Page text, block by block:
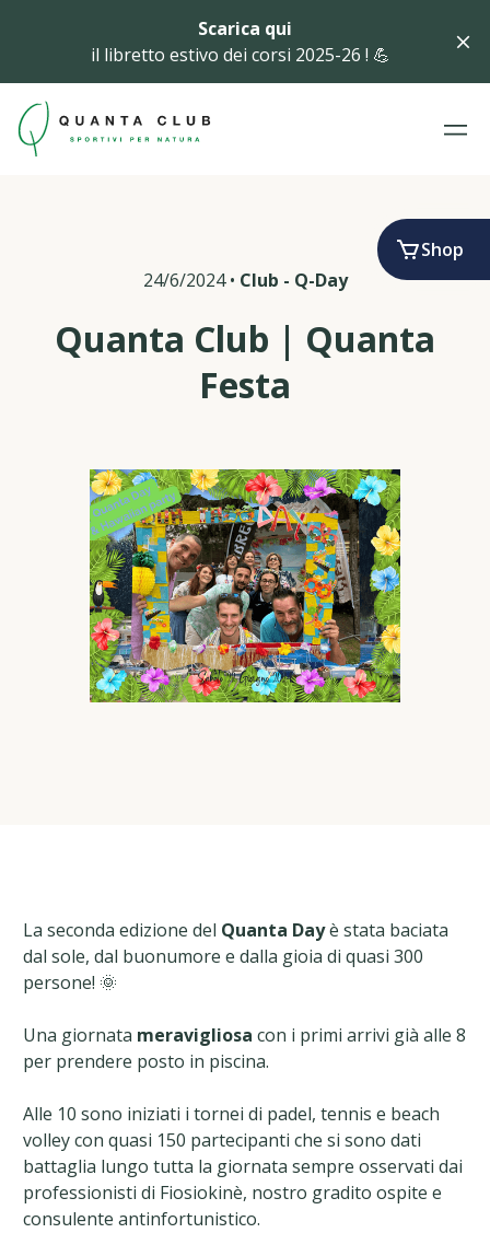
Scarica qui
il libretto estivo dei corsi 2025-26 ! 💪
Shop
24/6/2024• Club - Q-Day
Quanta Club | Quanta
Festa
La seconda edizione del Quanta Dayè stata baciata
dal sole, dal buonumore e dalla gioia di quasi 300
persone! 🌞
Una giornata meravigliosa con i primi arrivi già alle 8
per prendere posto in piscina.
Alle 10 sono iniziati i tornei di padel, tennis e beach
volley con quasi 150 partecipanti che si sono dati
battaglia lungo tutta la giornata sempre osservati dai
professionisti di Fiosiokinè, nostro gradito ospite e
consulente antinfortunistico.